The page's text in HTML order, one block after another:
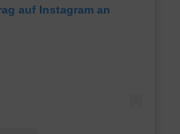
auf Instagram an